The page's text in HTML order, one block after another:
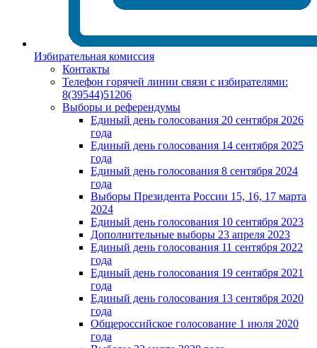
Избирательная комиссия
Контакты
Телефон горячей линии связи с избирателями:
8(39544)51206
Выборы и референдумы
Единый день голосования 20 сентября 2026
года
Единый день голосования 14 сентября 2025
года
Единый день голосования 8 сентября 2024
года
Выборы Президента России 15, 16, 17 марта
2024
Единый день голосования 10 сентября 2023
Дополнительные выборы 23 апреля 2023
Единый день голосования 11 сентября 2022
года
Единый день голосования 19 сентября 2021
года
Единый день голосования 13 сентября 2020
года
Общероссийское голосование 1 июля 2020
года